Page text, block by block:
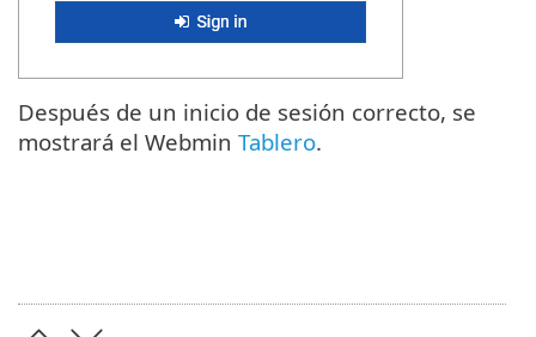
Después de un inicio de sesión correcto, se
mostrará el Webmin Tablero.